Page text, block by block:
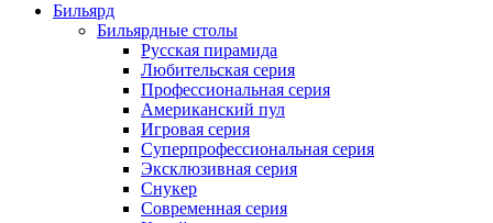
Бильярд
Бильярдные столы
Русская пирамида
Любительская серия
Профессиональная серия
Американский пул
Игровая серия
Суперпрофессиональная серия
Эксклюзивная серия
Снукер
Современная серия